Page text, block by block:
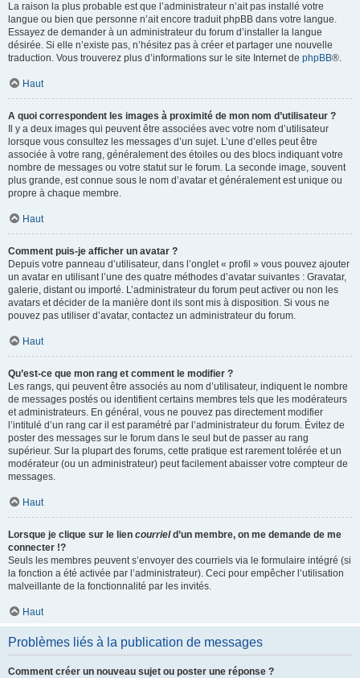
La raison la plus probable est que l’administrateur n’ait pas installé votre
langue ou bien que personne n’ait encore traduit phpBB dans votre langue.
Essayez de demander à un administrateur du forum d’installer la langue
désirée. Si elle n’existe pas, n’hésitez pas à créer et partager une nouvelle
traduction. Vous trouverez plus d’informations sur le site Internet de phpBB®.
Haut
A quoi correspondent les images à proximité de mon nom d’utilisateur ?
Il y a deux images qui peuvent être associées avec votre nom d’utilisateur
lorsque vous consultez les messages d’un sujet. L’une d’elles peut être
associée à votre rang, généralement des étoiles ou des blocs indiquant votre
nombre de messages ou votre statut sur le forum. La seconde image, souvent
plus grande, est connue sous le nom d’avatar et généralement est unique ou
propre à chaque membre.
Haut
Comment puis-je afficher un avatar ?
Depuis votre panneau d’utilisateur, dans l’onglet « profil » vous pouvez ajouter
un avatar en utilisant l’une des quatre méthodes d’avatar suivantes : Gravatar,
galerie, distant ou importé. L’administrateur du forum peut activer ou non les
avatars et décider de la manière dont ils sont mis à disposition. Si vous ne
pouvez pas utiliser d’avatar, contactez un administrateur du forum.
Haut
Qu’est-ce que mon rang et comment le modifier ?
Les rangs, qui peuvent être associés au nom d’utilisateur, indiquent le nombre
de messages postés ou identifient certains membres tels que les modérateurs
et administrateurs. En général, vous ne pouvez pas directement modifier
l’intitulé d’un rang car il est paramétré par l’administrateur du forum. Évitez de
poster des messages sur le forum dans le seul but de passer au rang
supérieur. Sur la plupart des forums, cette pratique est rarement tolérée et un
modérateur (ou un administrateur) peut facilement abaisser votre compteur de
messages.
Haut
Lorsque je clique sur le lien courrield’un membre, on me demande de me
connecter !?
Seuls les membres peuvent s’envoyer des courriels via le formulaire intégré (si
la fonction a été activée par l’administrateur). Ceci pour empêcher l’utilisation
malveillante de la fonctionnalité par les invités.
Haut
Problèmes liés à la publication de messages
Comment créer un nouveau sujet ou poster une réponse ?